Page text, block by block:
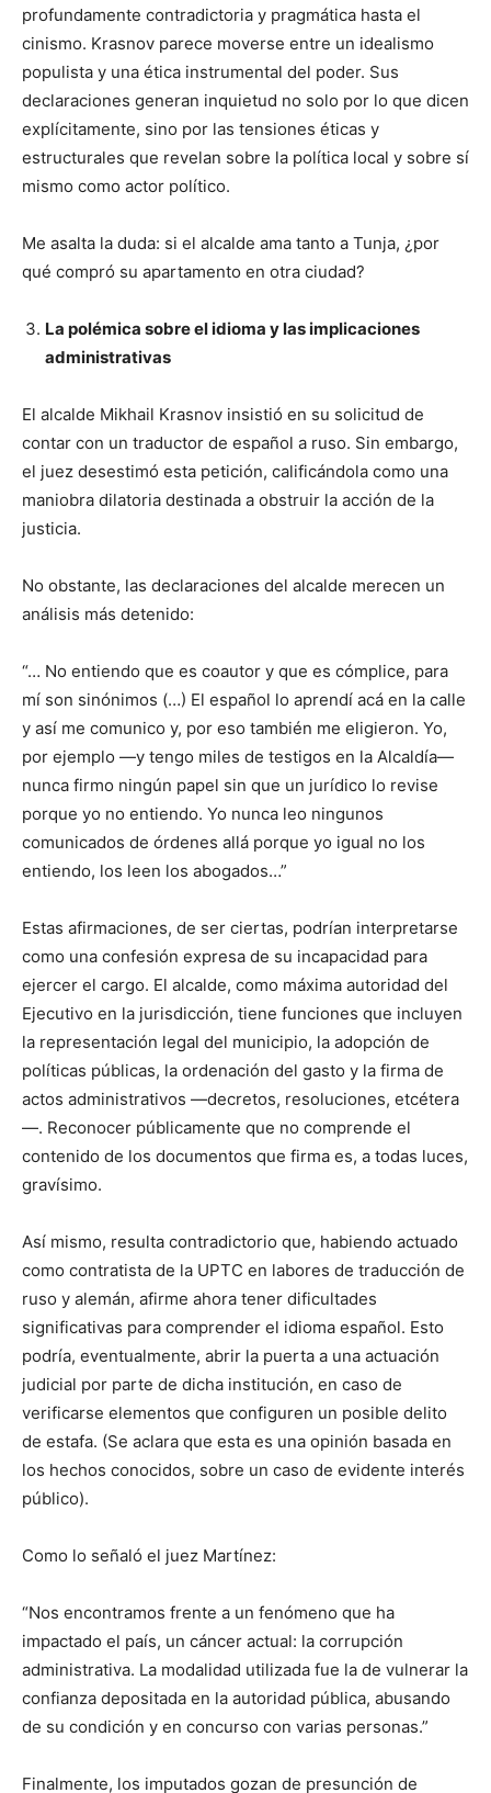
profundamente contradictoria y pragmática hasta el
cinismo. Krasnov parece moverse entre un idealismo
populista y una ética instrumental del poder. Sus
declaraciones generan inquietud no solo por lo que dicen
explícitamente, sino por las tensiones éticas y
estructurales que revelan sobre la política local y sobre sí
mismo como actor político.
Me asalta la duda: si el alcalde ama tanto a Tunja, ¿por
qué compró su apartamento en otra ciudad?
La polémica sobre el idioma y las implicaciones
administrativas
El alcalde Mikhail Krasnov insistió en su solicitud de
contar con un traductor de español a ruso. Sin embargo,
el juez desestimó esta petición, calificándola como una
maniobra dilatoria destinada a obstruir la acción de la
justicia.
No obstante, las declaraciones del alcalde merecen un
análisis más detenido:
“… No entiendo que es coautor y que es cómplice, para
mí son sinónimos (…) El español lo aprendí acá en la calle
y así me comunico y, por eso también me eligieron. Yo,
por ejemplo —y tengo miles de testigos en la Alcaldía—
nunca firmo ningún papel sin que un jurídico lo revise
porque yo no entiendo. Yo nunca leo ningunos
comunicados de órdenes allá porque yo igual no los
entiendo, los leen los abogados…”
Estas afirmaciones, de ser ciertas, podrían interpretarse
como una confesión expresa de su incapacidad para
ejercer el cargo. El alcalde, como máxima autoridad del
Ejecutivo en la jurisdicción, tiene funciones que incluyen
la representación legal del municipio, la adopción de
políticas públicas, la ordenación del gasto y la firma de
actos administrativos —decretos, resoluciones, etcétera
—. Reconocer públicamente que no comprende el
contenido de los documentos que firma es, a todas luces,
gravísimo.
Así mismo, resulta contradictorio que, habiendo actuado
como contratista de la UPTC en labores de traducción de
ruso y alemán, afirme ahora tener dificultades
significativas para comprender el idioma español. Esto
podría, eventualmente, abrir la puerta a una actuación
judicial por parte de dicha institución, en caso de
verificarse elementos que configuren un posible delito
de estafa. (Se aclara que esta es una opinión basada en
los hechos conocidos, sobre un caso de evidente interés
público).
Como lo señaló el juez Martínez:
“Nos encontramos frente a un fenómeno que ha
impactado el país, un cáncer actual: la corrupción
administrativa. La modalidad utilizada fue la de vulnerar la
confianza depositada en la autoridad pública, abusando
de su condición y en concurso con varias personas.”
Finalmente, los imputados gozan de presunción de